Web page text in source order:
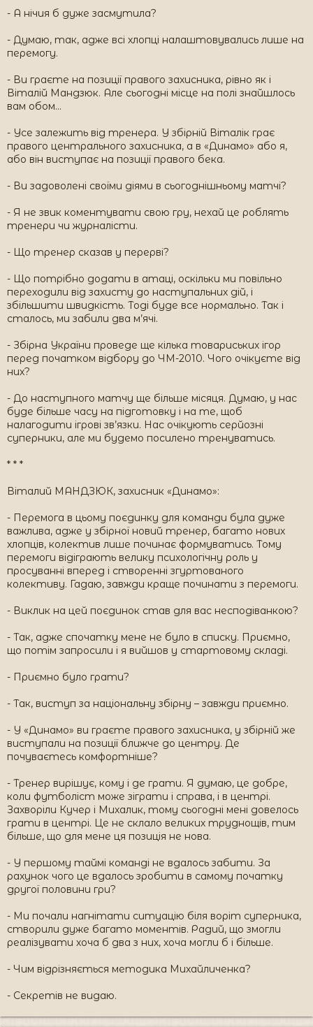
- А нічия б дуже засмутила?
- Думаю, так, адже всі хлопці налаштовувались лише на
перемогу.
- Ви граєте на позиції правого захисника, рівно як і
Віталій Мандзюк. Але сьогодні місце на полі знайшлось
вам обом…
- Усе залежить від тренера. У збірній Віталік грає
правого центрального захисника, а в «Динамо» або я,
або він виступає на позиції правого бека.
- Ви задоволені своїми діями в сьогоднішньому матчі?
- Я не звик коментувати свою гру, нехай це роблять
тренери чи журналісти.
- Що тренер сказав у перерві?
- Що потрібно додати в атаці, оскільки ми повільно
переходили від захисту до наступальних дій, і
збільшити швидкість. Тоді буде все нормально. Так і
сталось, ми забили два м’ячі.
- Збірна України проведе ще кілька товариських ігор
перед початком відбору до ЧМ-2010. Чого очікуєте від
них?
- До наступного матчу ще більше місяця. Думаю, у нас
буде більше часу на підготовку і на те, щоб
налагодити ігрові зв’язки. Нас очікують серйозні
суперники, але ми будемо посилено тренуватись.
* * *
Віталий МАНДЗЮК, захисник «Динамо»:
- Перемога в цьому поєдинку для команди була дуже
важлива, адже у збірної новий тренер, багато нових
хлопців, колектив лише починає формуватись. Тому
перемоги відіграють велику психологічну роль у
просуванні вперед і створенні згуртованого
колективу. Гадаю, завжди краще починати з перемоги.
- Виклик на цей поєдинок став для вас несподіванкою?
- Так, адже спочатку мене не було в списку. Приємно,
що потім запросили і я вийшов у стартовому складі.
- Приємно було грати?
- Так, виступ за національну збірну – завжди приємно.
- У «Динамо» ви граєте правого захисника, у збірній же
виступали на позиції ближче до центру. Де
почуваєтесь комфортніше?
- Тренер вирішує, кому і де грати. Я думаю, це добре,
коли футболіст може зіграти і справа, і в центрі.
Захворіли Кучер і Михалик, тому сьогодні мені довелось
грати в центрі. Це не склало великих труднощів, тим
більше, що для мене ця позиція не нова.
- У першому таймі команді не вдалось забити. За
рахунок чого це вдалось зробити в самому початку
другої половини гри?
- Ми почали нагнітати ситуацію біля воріт суперника,
створили дуже багато моментів. Радий, що змогли
реалізувати хоча б два з них, хоча могли б і більше.
- Чим відрізняється методика Михайличенка?
- Секретів не видаю.